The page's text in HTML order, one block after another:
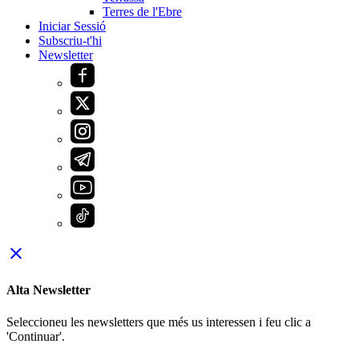
Terres de l'Ebre
Iniciar Sessió
Subscriu-t'hi
Newsletter
close
Alta Newsletter
Seleccioneu les newsletters que més us interessen i feu clic a
'Continuar'.